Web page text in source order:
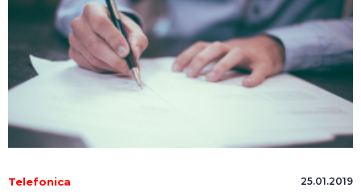
Telefonica 25.01.2019